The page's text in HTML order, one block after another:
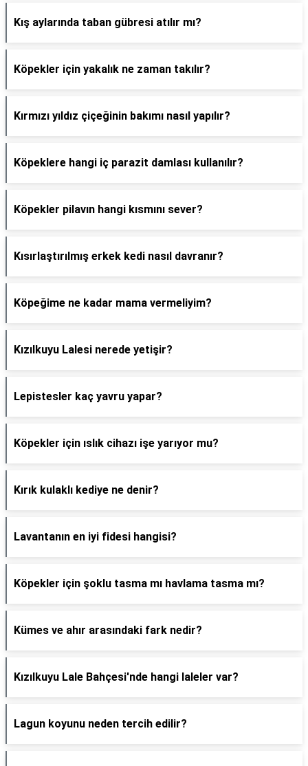
Kış aylarında taban gübresi atılır mı?
Köpekler için yakalık ne zaman takılır?
Kırmızı yıldız çiçeğinin bakımı nasıl yapılır?
Köpeklere hangi iç parazit damlası kullanılır?
Köpekler pilavın hangi kısmını sever?
Kısırlaştırılmış erkek kedi nasıl davranır?
Köpeğime ne kadar mama vermeliyim?
Kızılkuyu Lalesi nerede yetişir?
Lepistesler kaç yavru yapar?
Köpekler için ıslık cihazı işe yarıyor mu?
Kırık kulaklı kediye ne denir?
Lavantanın en iyi fidesi hangisi?
Köpekler için şoklu tasma mı havlama tasma mı?
Kümes ve ahır arasındaki fark nedir?
Kızılkuyu Lale Bahçesi'nde hangi laleler var?
Lagun koyunu neden tercih edilir?